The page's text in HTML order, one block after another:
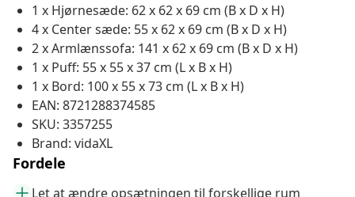
1 x Hjørnesæde: 62 x 62 x 69 cm (B x D x H)
4 x Center sæde: 55 x 62 x 69 cm (B x D x H)
2 x Armlænssofa: 141 x 62 x 69 cm (B x D x H)
1 x Puff: 55 x 55 x 37 cm (L x B x H)
1 x Bord: 100 x 55 x 73 cm (L x B x H)
EAN: 8721288374585
SKU: 3357255
Brand: vidaXL
Fordele
Let at ændre opsætningen til forskellige rum